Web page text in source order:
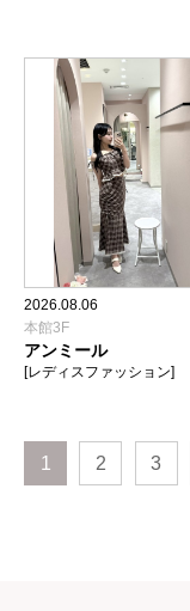
2026.08.06
本館3F
アンミール
[レディスファッション]
1 2 3